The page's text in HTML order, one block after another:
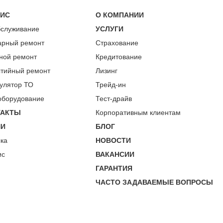
ремонт
ремонт
ремонт
ТО
О КОМПАНИИ
УСЛУГИ
Страхование
Кредитование
Лизинг
Трейд-ин
Тест-драйв
Корпоративным клиентам
БЛОГ
НОВОСТИ
ВАКАНСИИ
ГАРАНТИЯ
ЧАСТО ЗАДАВАЕМЫЕ ВОПРОСЫ